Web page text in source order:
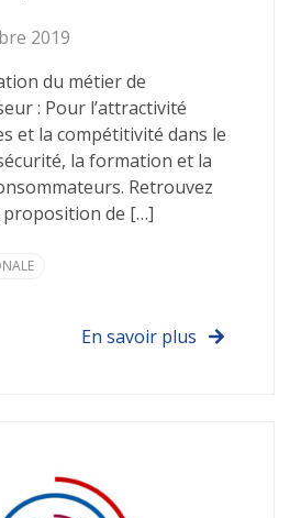
2019
du métier de
: Pour l’attractivité
et la compétitivité dans le
la formation et la
Retrouvez
proposition de […]
En savoir plus